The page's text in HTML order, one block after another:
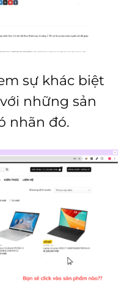
sự khác biệt
những sản
nhãn đó.